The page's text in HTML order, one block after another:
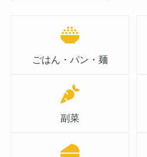
ごはん・パン・麺
副菜